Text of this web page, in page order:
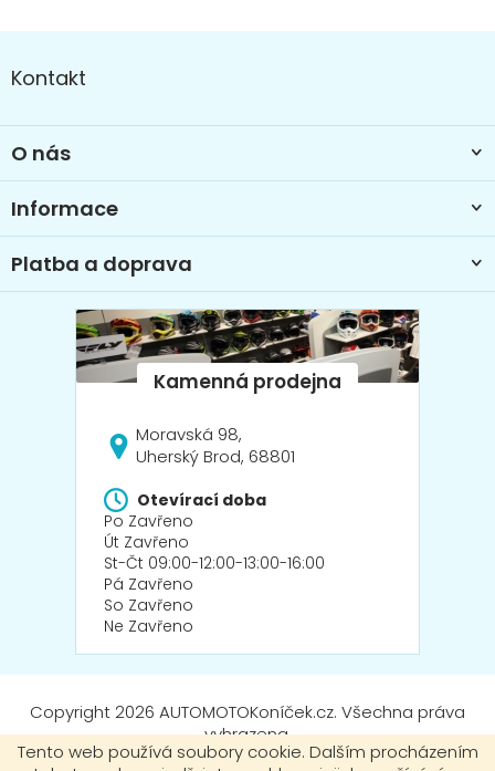
Tento web používá soubory cookie. Dalším procházením
á
pKontakt
O nás
Informace
Platba a doprava
Moravská 98,
Uherský Brod, 68801
Otevírací doba
Po Zavřeno
Út Zavřeno
St-Čt 09:00-12:00-13:00-16:00
Pá Zavřeno
So Zavřeno
Ne Zavřeno
Copyright 2026 AUTOMOTOKoníček.cz. Všechna práva
vyhrazena.